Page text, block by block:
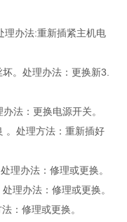
办法:重新插紧主机电
。处理办法：更换新3.
法：更换电源开关。
。处理方法：重新插好
理办法：修理或更换。
理办法：修理或更换。
：修理或更换。